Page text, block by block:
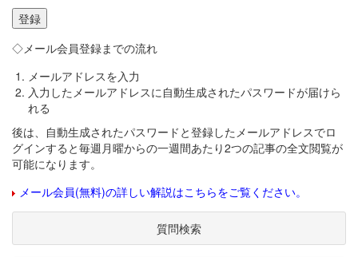
◇メール会員登録までの流れ
メールアドレスを入力
入力したメールアドレスに自動生成されたパスワードが届けら
れる
後は、自動生成されたパスワードと登録したメールアドレスでロ
グインすると毎週月曜からの一週間あたり2つの記事の全文閲覧が
可能になります。
メール会員(無料)の詳しい解説はこちらをご覧ください。
質問検索